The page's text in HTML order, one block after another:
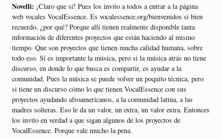
Novelli: ¡Claro que sí! Pues los invito a todos a entrar a la página
web vocales VocalEssence. Es vocalessence.org/bienvenidos si bien
recuerdo, ¿por qué? Porque allí tienen realmente disponible tanta
información de diferentes proyectos que están haciendo al mismo
tiempo. Que son proyectos que tienen mucha calidad humana, sobre
todo eso. Sí es importante la música, pero si la música atrás no tiene
discurso, en donde lo que busca es compartir, es ayudar a la
comunidad. Pues la música se puede volver un poquito técnica, pero
si tiene un discurso cómo lo que tienen VocalEssence con sus
proyectos ayudando afroamericanos, a la comunidad latina, a las
madres solteras. Eso le da un valor, un extra, un valor extra. Entonces
los invito en verdad a que sigan algunos de los proyectos de
VocalEssence. Porque vale mucho la pena.